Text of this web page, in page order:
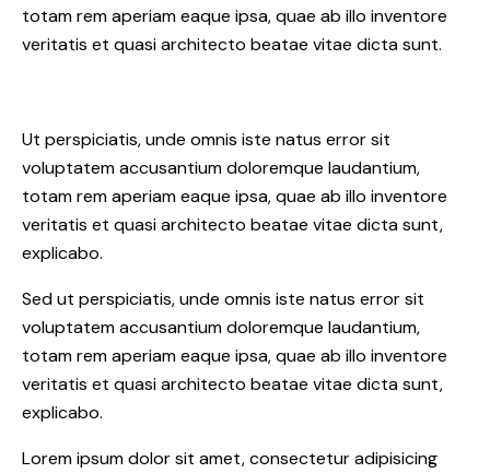
totam rem aperiam eaque ipsa, quae ab illo inventore
veritatis et quasi architecto beatae vitae dicta sunt.
Ut perspiciatis, unde omnis iste natus error sit
voluptatem accusantium doloremque laudantium,
totam rem aperiam eaque ipsa, quae ab illo inventore
veritatis et quasi architecto beatae vitae dicta sunt,
explicabo.
Sed ut perspiciatis, unde omnis iste natus error sit
voluptatem accusantium doloremque laudantium,
totam rem aperiam eaque ipsa, quae ab illo inventore
veritatis et quasi architecto beatae vitae dicta sunt,
explicabo.
Lorem ipsum dolor sit amet, consectetur adipisicing